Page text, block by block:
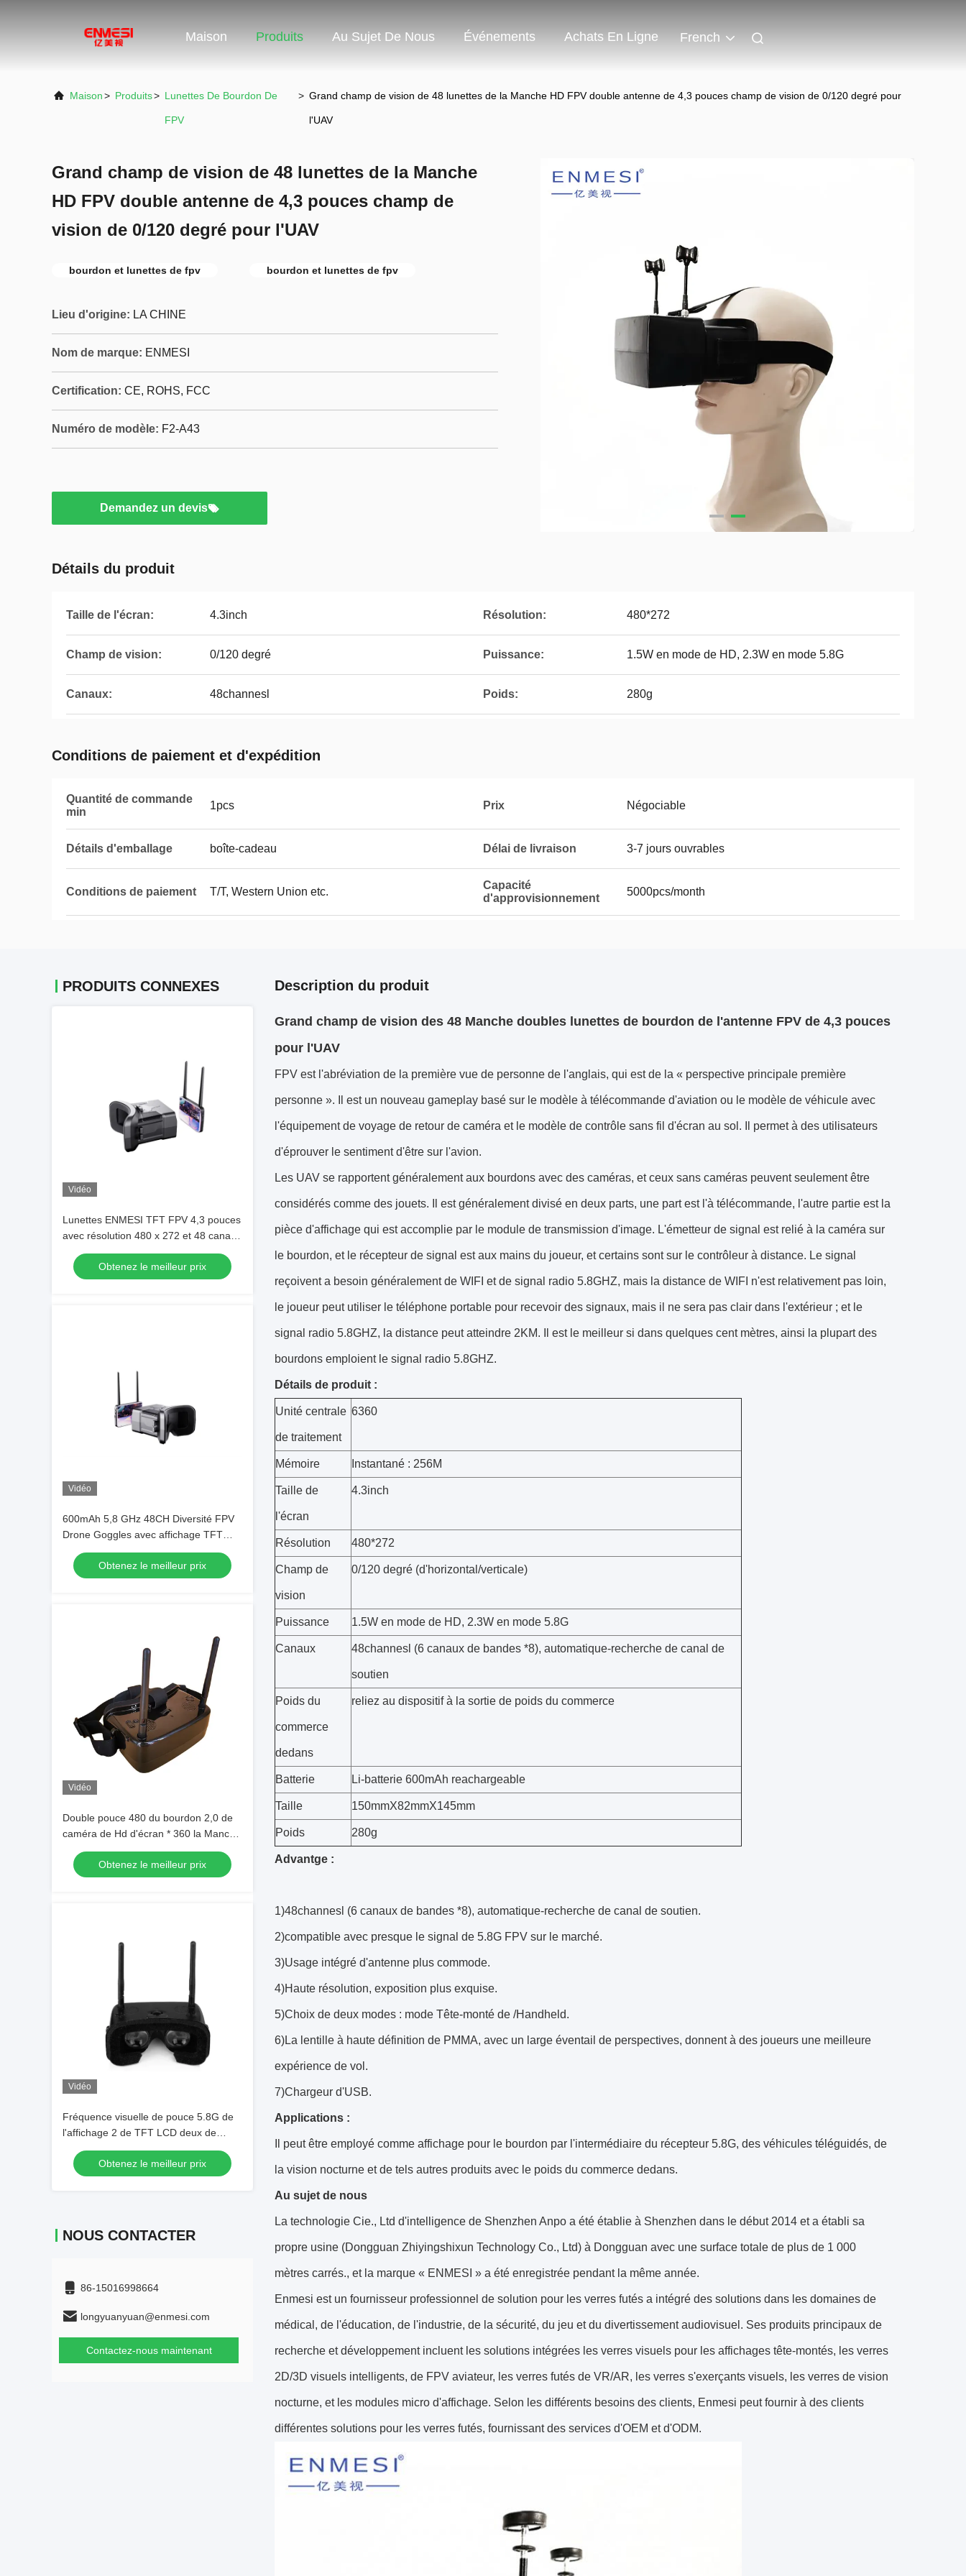
Maison Produits Au Sujet De Nous Événements Achats En Ligne French
Maison> Produits> Lunettes De Bourdon De
FPV
> Grand champ de vision de 48 lunettes de la Manche HD FPV double antenne de 4,3 pouces champ de vision de 0/120 degré pour
l'UAV
Grand champ de vision de 48 lunettes de la Manche
HD FPV double antenne de 4,3 pouces champ de
vision de 0/120 degré pour l'UAV
bourdon et lunettes de fpv bourdon et lunettes de fpv
Lieu d'origine: LA CHINE
Nom de marque: ENMESI
Certification: CE, ROHS, FCC
Numéro de modèle: F2-A43
Demandez un devis
Détails du produit
Taille de l'écran: 4.3inch Résolution: 480*272
Champ de vision: 0/120 degré Puissance: 1.5W en mode de HD, 2.3W en mode 5.8G
Canaux: 48channesl Poids: 280g
Conditions de paiement et d'expédition
Quantité de commande
min
1pcs Prix Négociable
Détails d'emballage boîte-cadeau Délai de livraison 3-7 jours ouvrables
Conditions de paiement T/T, Western Union etc.
Capacité
d'approvisionnement
5000pcs/month
PRODUITS CONNEXES
Vidéo
Lunettes ENMESI TFT FPV 4,3 pouces
avec résolution 480 x 272 et 48 canaux
pour le vol immersif de drones
Obtenez le meilleur prix
Vidéo
600mAh 5,8 GHz 48CH Diversité FPV
Drone Goggles avec affichage TFT
480 * 272
Obtenez le meilleur prix
Vidéo
Double pouce 480 du bourdon 2,0 de
caméra de Hd d'écran * 360 la Manche
en verre 48 de Px FPV avec le poids
du commerce DEDANS
Obtenez le meilleur prix
Vidéo
Fréquence visuelle de pouce 5.8G de
l'affichage 2 de TFT LCD deux de
lunettes de bourdon réglable d'IPD
FPV
Obtenez le meilleur prix
NOUS CONTACTER
86-15016998664
longyuanyuan@enmesi.com
Contactez-nous maintenant
Description du produit
Grand champ de vision des 48 Manche doubles lunettes de bourdon de l'antenne FPV de 4,3 pouces
pour l'UAV
FPV est l'abréviation de la première vue de personne de l'anglais, qui est de la « perspective principale première
personne ». Il est un nouveau gameplay basé sur le modèle à télécommande d'aviation ou le modèle de véhicule avec
l'équipement de voyage de retour de caméra et le modèle de contrôle sans fil d'écran au sol. Il permet à des utilisateurs
d'éprouver le sentiment d'être sur l'avion.
Les UAV se rapportent généralement aux bourdons avec des caméras, et ceux sans caméras peuvent seulement être
considérés comme des jouets. Il est généralement divisé en deux parts, une part est l'à télécommande, l'autre partie est la
pièce d'affichage qui est accomplie par le module de transmission d'image. L'émetteur de signal est relié à la caméra sur
le bourdon, et le récepteur de signal est aux mains du joueur, et certains sont sur le contrôleur à distance. Le signal
reçoivent a besoin généralement de WIFI et de signal radio 5.8GHZ, mais la distance de WIFI n'est relativement pas loin,
le joueur peut utiliser le téléphone portable pour recevoir des signaux, mais il ne sera pas clair dans l'extérieur ; et le
signal radio 5.8GHZ, la distance peut atteindre 2KM. Il est le meilleur si dans quelques cent mètres, ainsi la plupart des
bourdons emploient le signal radio 5.8GHZ.
Détails de produit :
Unité centrale
de traitement
6360
Mémoire Instantané : 256M
Taille de
l'écran
4.3inch
Résolution 480*272
Champ de
vision
0/120 degré (d'horizontal/verticale)
Puissance 1.5W en mode de HD, 2.3W en mode 5.8G
Canaux 48channesl (6 canaux de bandes *8), automatique-recherche de canal de
soutien
Poids du
commerce
dedans
reliez au dispositif à la sortie de poids du commerce
Batterie Li-batterie 600mAh reachargeable
Taille 150mmX82mmX145mm
Poids 280g
Advantge :
1)48channesl (6 canaux de bandes *8), automatique-recherche de canal de soutien.
2)compatible avec presque le signal de 5.8G FPV sur le marché.
3)Usage intégré d'antenne plus commode.
4)Haute résolution, exposition plus exquise.
5)Choix de deux modes : mode Tête-monté de /Handheld.
6)La lentille à haute définition de PMMA, avec un large éventail de perspectives, donnent à des joueurs une meilleure
expérience de vol.
7)Chargeur d'USB.
Applications :
Il peut être employé comme affichage pour le bourdon par l'intermédiaire du récepteur 5.8G, des véhicules téléguidés, de
la vision nocturne et de tels autres produits avec le poids du commerce dedans.
Au sujet de nous
La technologie Cie., Ltd d'intelligence de Shenzhen Anpo a été établie à Shenzhen dans le début 2014 et a établi sa
propre usine (Dongguan Zhiyingshixun Technology Co., Ltd) à Dongguan avec une surface totale de plus de 1 000
mètres carrés., et la marque « ENMESI » a été enregistrée pendant la même année.
Enmesi est un fournisseur professionnel de solution pour les verres futés a intégré des solutions dans les domaines de
médical, de l'éducation, de l'industrie, de la sécurité, du jeu et du divertissement audiovisuel. Ses produits principaux de
recherche et développement incluent les solutions intégrées les verres visuels pour les affichages tête-montés, les verres
2D/3D visuels intelligents, de FPV aviateur, les verres futés de VR/AR, les verres s'exerçants visuels, les verres de vision
nocturne, et les modules micro d'affichage. Selon les différents besoins des clients, Enmesi peut fournir à des clients
différentes solutions pour les verres futés, fournissant des services d'OEM et d'ODM.